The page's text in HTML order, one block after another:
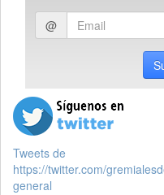
Ingresar
email
@
Tweets de
https://twitter.com/
general